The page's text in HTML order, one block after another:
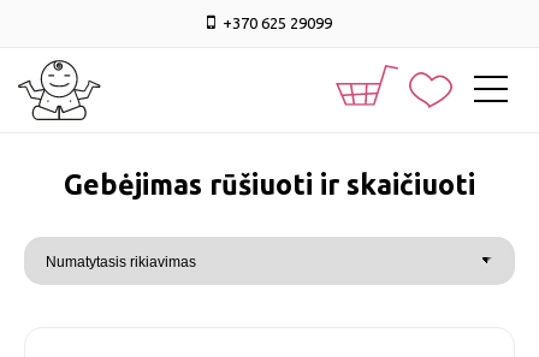
+370 625 29099
Gebėjimas rūšiuoti ir skaičiuoti